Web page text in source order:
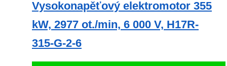
Vysokonapěťový elektromotor 355
kW, 2977 ot./min, 6 000 V, H17R-
315-G-2-6